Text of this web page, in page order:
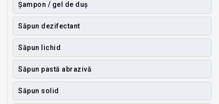
Șampon / gel de duș
Săpun dezifectant
Săpun lichid
Săpun pastă abrazivă
Săpun solid